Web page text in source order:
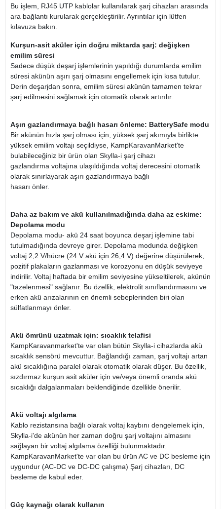
Bu işlem, RJ45 UTP kablolar kullanılarak şarj cihazları arasında
ara bağlantı kurularak gerçekleştirilir. Ayrıntılar için lütfen
kılavuza bakın.
Kurşun-asit aküler için doğru miktarda şarj: değişken
emilim süresi
Sadece düşük deşarj işlemlerinin yapıldığı durumlarda emilim
süresi akünün aşırı şarj olmasını engellemek için kısa tutulur.
Derin deşarjdan sonra, emilim süresi akünün tamamen tekrar
şarj edilmesini sağlamak için otomatik olarak artırılır.
Aşırı gazlandırmaya bağlı hasarı önleme: BatterySafe modu
Bir akünün hızla şarj olması için, yüksek şarj akımıyla birlikte
yüksek emilim voltajı seçildiyse, KampKaravanMarket'te
bulabileceğiniz bir ürün olan Skylla-i şarj cihazı
gazlandırma voltajına ulaşıldığında voltaj derecesini otomatik
olarak sınırlayarak aşırı gazlandırmaya bağlı
hasarı önler.
Daha az bakım ve akü kullanılmadığında daha az eskime:
Depolama modu
Depolama modu- akü 24 saat boyunca deşarj işlemine tabi
tutulmadığında devreye girer. Depolama modunda değişken
voltaj 2,2 V/hücre (24 V akü için 26,4 V) değerine düşürülerek,
pozitif plakaların gazlanması ve korozyonu en düşük seviyeye
indirilir. Voltaj haftada bir emilim seviyesine yükseltilerek, akünün
"tazelenmesi" sağlanır. Bu özellik, elektrolit sınıflandırmasını ve
erken akü arızalarının en önemli sebeplerinden biri olan
sülfatlanmayı önler.
Akü ömrünü uzatmak için: sıcaklık telafisi
KampKaravanmarket'te var olan bütün Skylla-i cihazlarda akü
sıcaklık sensörü mevcuttur. Bağlandığı zaman, şarj voltajı artan
akü sıcaklığına paralel olarak otomatik olarak düşer. Bu özellik,
sızdırmaz kurşun asit aküler için ve/veya önemli oranda akü
sıcaklığı dalgalanmaları beklendiğinde özellikle önerilir.
Akü voltajı algılama
Kablo rezistansına bağlı olarak voltaj kaybını dengelemek için,
Skylla-i'de akünün her zaman doğru şarj voltajını almasını
sağlayan bir voltaj algılama özelliği bulunmaktadır.
KampKaravanMarket'te var olan bu ürün AC ve DC besleme için
uygundur (AC-DC ve DC-DC çalışma) Şarj cihazları, DC
besleme de kabul eder.
Güç kaynağı olarak kullanın